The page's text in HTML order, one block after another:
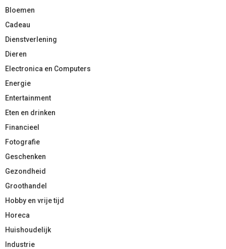
Bloemen
Cadeau
Dienstverlening
Dieren
Electronica en Computers
Energie
Entertainment
Eten en drinken
Financieel
Fotografie
Geschenken
Gezondheid
Groothandel
Hobby en vrije tijd
Horeca
Huishoudelijk
Industrie